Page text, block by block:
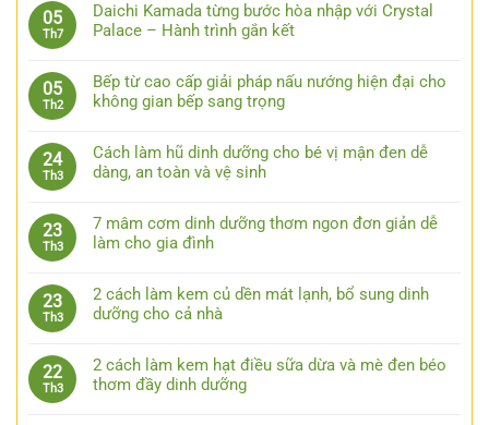
05
Th7
Daichi Kamada từng bước hòa nhập với Crystal
Palace – Hành trình gắn kết
05
Th2
Bếp từ cao cấp giải pháp nấu nướng hiện đại cho
không gian bếp sang trọng
24
Th3
Cách làm hũ dinh dưỡng cho bé vị mận đen dễ
dàng, an toàn và vệ sinh
23
Th3
7 mâm cơm dinh dưỡng thơm ngon đơn giản dễ
làm cho gia đình
23
Th3
2 cách làm kem củ dền mát lạnh, bổ sung dinh
dưỡng cho cả nhà
22
Th3
2 cách làm kem hạt điều sữa dừa và mè đen béo
thơm đầy dinh dưỡng